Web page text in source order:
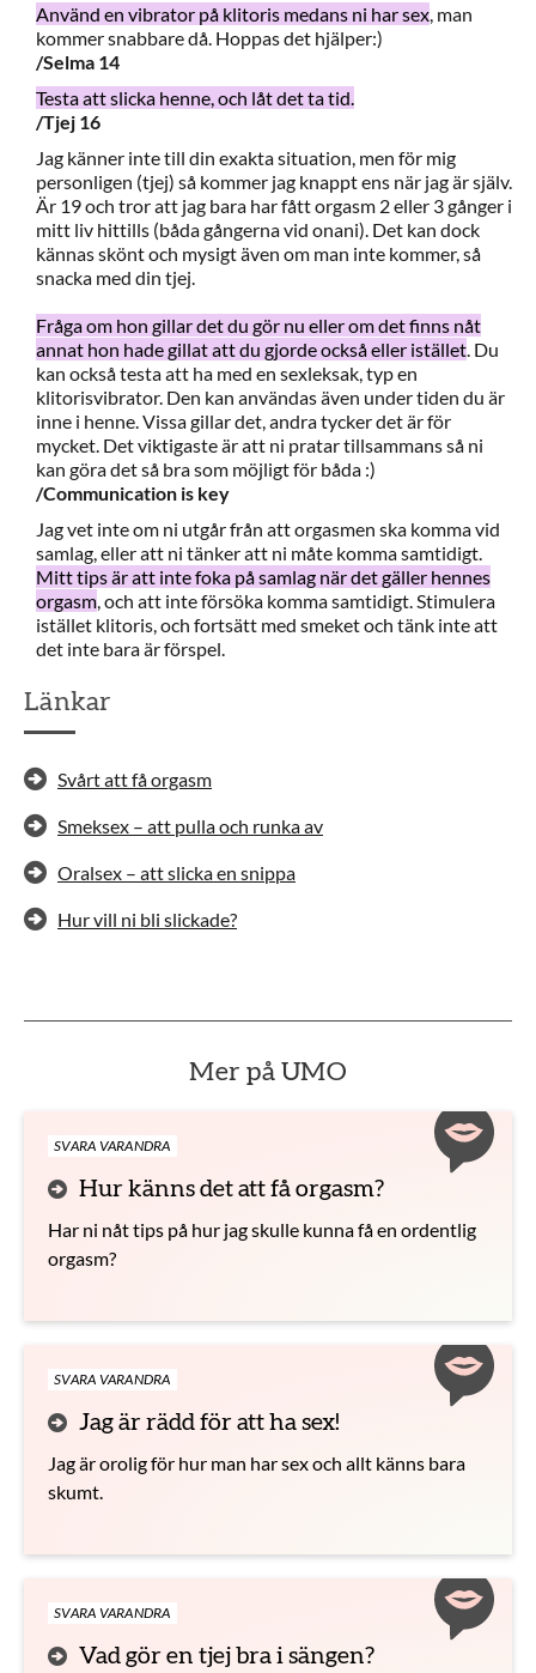
Använd en vibrator på klitoris medans ni har sex, man
kommer snabbare då. Hoppas det hjälper:)
/Selma 14
Testa att slicka henne, och låt det ta tid.
/Tjej 16
Jag känner inte till din exakta situation, men för mig
personligen (tjej) så kommer jag knappt ens när jag är själv.
Är 19 och tror att jag bara har fått orgasm 2 eller 3 gånger i
mitt liv hittills (båda gångerna vid onani). Det kan dock
kännas skönt och mysigt även om man inte kommer, så
snacka med din tjej.
Fråga om hon gillar det du gör nu eller om det finns nåt
annat hon hade gillat att du gjorde också eller istället. Du
kan också testa att ha med en sexleksak, typ en
klitorisvibrator. Den kan användas även under tiden du är
inne i henne. Vissa gillar det, andra tycker det är för
mycket. Det viktigaste är att ni pratar tillsammans så ni
kan göra det så bra som möjligt för båda :)
/Communication is key
Jag vet inte om ni utgår från att orgasmen ska komma vid
samlag, eller att ni tänker att ni måte komma samtidigt.
Mitt tips är att inte foka på samlag när det gäller hennes
orgasm, och att inte försöka komma samtidigt. Stimulera
istället klitoris, och fortsätt med smeket och tänk inte att
det inte bara är förspel.
Länkar
Svårt att få orgasm
Smeksex – att pulla och runka av
Oralsex – att slicka en snippa
Hur vill ni bli slickade?
Mer på UMO
SVARA VARANDRA
Hur känns det att få orgasm?
Har ni nåt tips på hur jag skulle kunna få en ordentlig
orgasm?
SVARA VARANDRA
Jag är rädd för att ha sex!
Jag är orolig för hur man har sex och allt känns bara
skumt.
SVARA VARANDRA
Vad gör en tjej bra i sängen?